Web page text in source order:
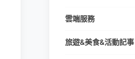
雲端服務
旅遊&美食&活動記事